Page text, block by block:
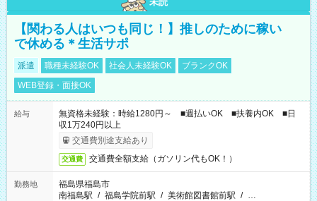
【関わる人はいつも同じ！】推しのために稼い
で休める＊生活サポ
派遣 職種未経験OK 社会人未経験OK
ブランクOK
WEB登録・面接OK
給与
無資格未経験：時給1280円～ ■週払いOK ■扶養内OK ■日
収1万240円以上
交通費別途支給あり
交通費 交通費全額支給（ガソリン代もOK！）
勤務地
福島県福島市
南福島駅 / 福島学院前駅 / 美術館図書館前駅 / …